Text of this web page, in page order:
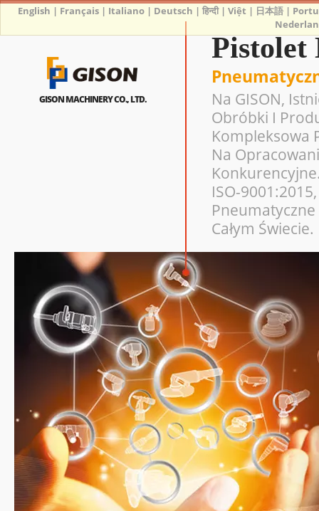
GISON MACHINERY CO., LTD.
Pistolet
Na GISON,
Obróbki I
Kompleksowa
Na
ISO-
Całym Świecie.
English | Français | Italiano | Deutsch |हिन्दी|Việt | 日本語 |